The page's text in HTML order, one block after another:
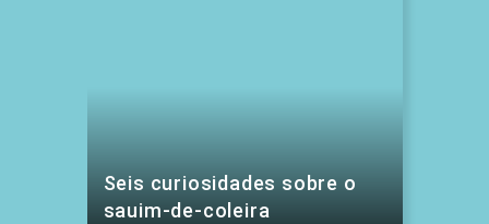
Seis curiosidades sobre o
sauim-de-coleira